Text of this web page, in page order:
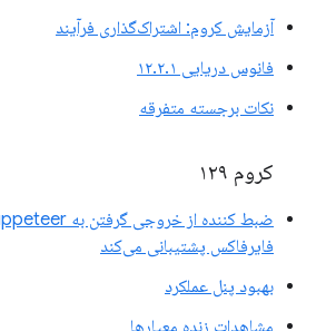
آزمایش کروم: اشتراک‌گذاری فرآیند
فانوس دریایی ۱۲.۲.۱
نکات برجسته متفرقه
کروم ۱۲۹
فایرفاکس پشتیبانی می‌کند
بهبود پنل عملکرد
مشاهدات زنده معیارها